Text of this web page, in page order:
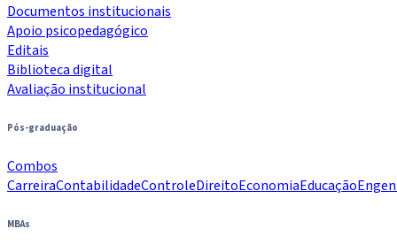
Documentos institucionais
Apoio psicopedagógico
Editais
Biblioteca digital
Avaliação institucional
Pós-graduação
Combos
CarreiraContabilidadeControleDireitoEconomiaEducação
MBAs